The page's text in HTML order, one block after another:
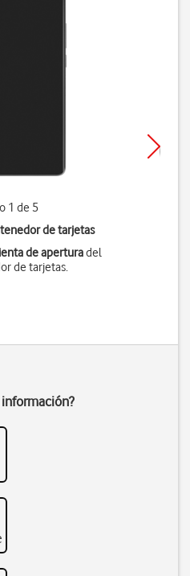
1 de 5
de tarjetas
de aperturadel
de tarjetas.